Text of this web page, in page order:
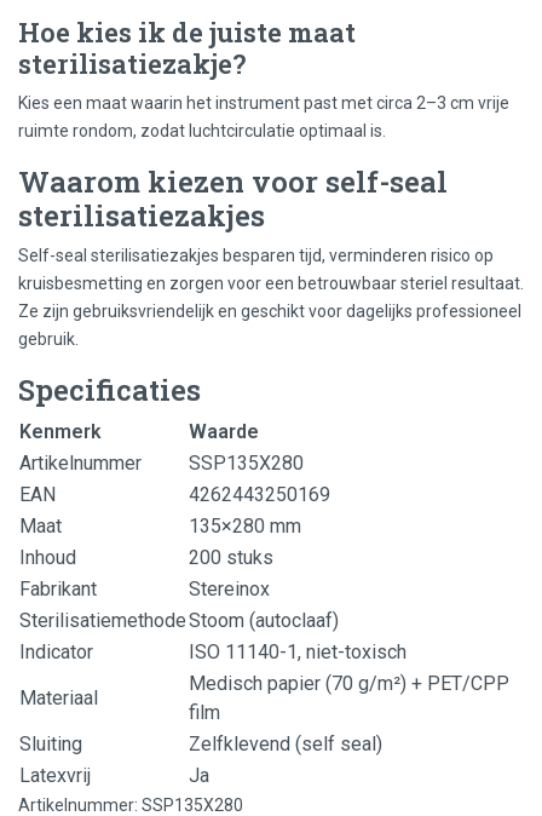
Hoe kies ik de juiste maat
sterilisatiezakje?
Kies een maat waarin het instrument past met circa 2–3 cm vrije
ruimte rondom, zodat luchtcirculatie optimaal is.
Waarom kiezen voor self-seal
sterilisatiezakjes
Self-seal sterilisatiezakjes besparen tijd, verminderen risico op
kruisbesmetting en zorgen voor een betrouwbaar steriel resultaat.
Ze zijn gebruiksvriendelijk en geschikt voor dagelijks professioneel
gebruik.
Specificaties
Kenmerk
Waarde
Artikelnummer
SSP135X280
EAN
4262443250169
Maat
135×280 mm
Inhoud
200 stuks
Fabrikant
Stereinox
SterilisatiemethodeStoom (autoclaaf)
Indicator
ISO 11140-1, niet-toxisch
Materiaal
Medisch papier (70 g/m²) + PET/CPP
film
Sluiting
Zelfklevend (self seal)
Latexvrij
Ja
Artikelnummer: SSP135X280